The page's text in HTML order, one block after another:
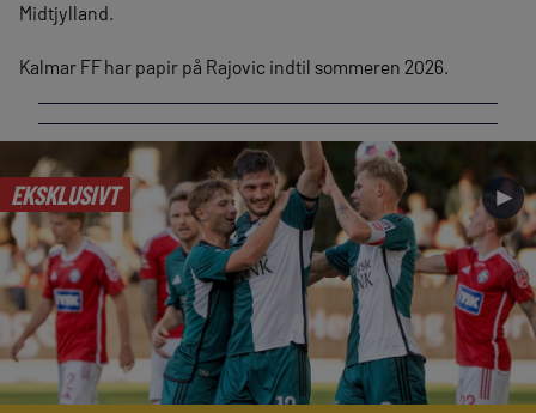
Midtjylland.
Kalmar FF har papir på Rajovic indtil sommeren 2026.
EKSKLUSIVT ►